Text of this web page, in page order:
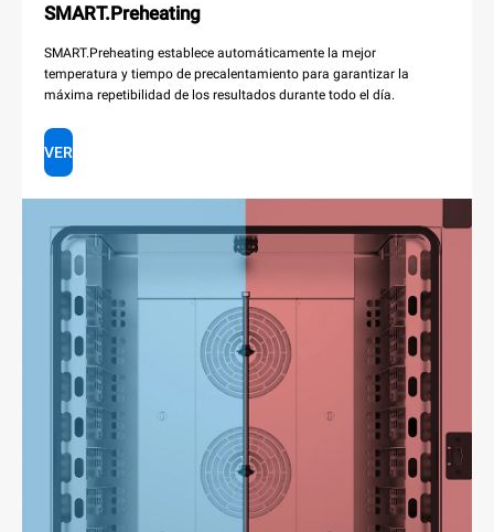
SMART.Preheating
SMART.Preheating establece automáticamente la mejor
temperatura y tiempo de precalentamiento para garantizar la
máxima repetibilidad de los resultados durante todo el día.
VER